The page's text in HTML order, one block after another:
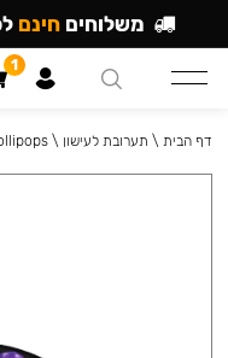
דף הבית \ תערובת לעישון \
משלוחים חינם
1